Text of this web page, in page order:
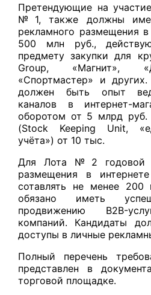
Претендующие на
№ 1, также должны
рекламного размещения
500 млн руб.,
предмету закупки для
Group, «Магнит»,
«Спортмастер» и
должен быть опыт
каналов в интернет-
оборотом от 5 млрд руб.
(Stock Keeping Unit,
учёта») от 10 тыс.
Для Лота № 2 годовой
размещения в
сотавлять не менее 200
обязано иметь
продвижению B2B-
компаний. Кандидаты
доступы в личные
Полный перечень
представлен в
торговой площадке.